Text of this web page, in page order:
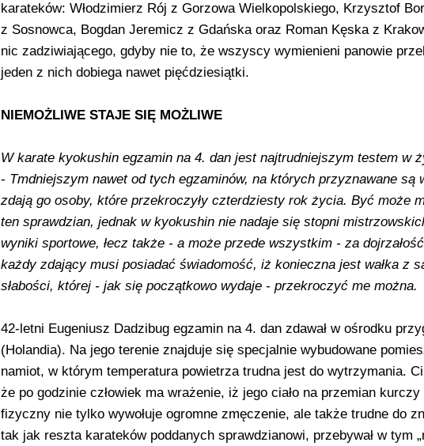
karateków: Włodzimierz Rój z Gorzo­wa Wielkopolskiego, Krzysztof
z Sosnowca, Bogdan Jeremicz z Gdań­ska oraz Roman Kęska z
nic zadziwia­jącego, gdyby nie to, że wszyscy wymie­nieni panowie
jeden z nich dobiega nawet pięćdziesiątki.
NIEMOŻLIWE STAJE SIĘ MOŻLIWE
W karate kyokushin egzamin na 4. dan jest najtrudniejszym testem w
- Tmdniejszym nawet od tych egzaminów, na których przyznawane
zdają go osoby, które prze­kroczyły czterdziesty rok życia. Być może
ten sprawdzian, jednak w kyokushin nie na­daje się stopni
wyniki sportowe, łecz także - a może przede wszystkim - za
każdy zdający musi posiadać świa­domość, iż konieczna jest wałka z
słabości, której - jak się początkowo wydaje - przekroczyć me można.
42-letni Eugeniusz Dadzibug egza­min na 4. dan zdawał w ośrodku
(Holandia). Na jego terenie znajduje się specjalnie wybudowane
namiot, w którym temperatura powietrza trud­na jest do wytrzymania.
że po godzinie człowiek ma wrażenie, iż jego ciało na przemian
fizyczny nie tylko wywołuje ogromne zmęczenie, ale także trudne do
tak jak reszta karateków poddanych sprawdzianowi, przebywał w tym